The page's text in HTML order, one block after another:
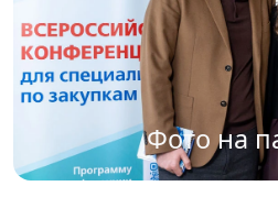
Фото на